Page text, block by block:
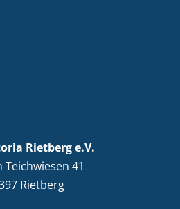
Rietberg e.V.
Teichwiesen 41
Rietberg